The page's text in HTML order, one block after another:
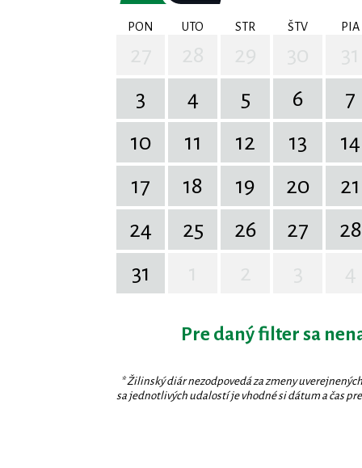
PON UTO STR ŠTV PIA
3
4 5 6 7
10
11 12 13 14
17
18 19 20 21
24
25 26 27 28
31
Pre daný filter sa
* Žilinský diár nezodpovedá za zmeny
sa jednotlivých udalostí je vhodné si dátum a čas